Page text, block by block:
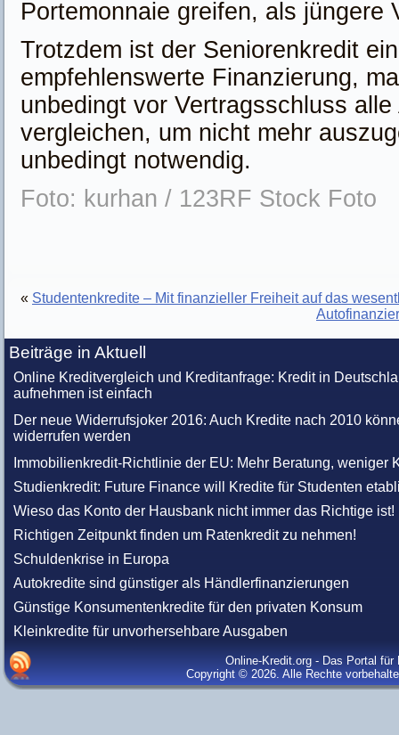
Portemonnaie greifen, als jüngere
Trotzdem ist der Seniorenkredit
empfehlenswerte Finanzierung,
unbedingt vor Vertragsschluss alle
vergleichen, um nicht mehr
unbedingt notwendig.
Foto: kurhan / 123RF Stock Foto
« Studentenkredite – Mit finanzieller Freiheit auf das
Beiträge in Aktuell
Online Kreditvergleich und Kreditanfrage: Kredit in
aufnehmen ist einfach
Der neue Widerrufsjoker 2016: Auch Kredite nach 2010
widerrufen werden
Immobilienkredit-Richtlinie der EU: Mehr Beratung, weniger
Studienkredit: Future Finance will Kredite für Studenten
Wieso das Konto der Hausbank nicht immer das Richtige ist!
Richtigen Zeitpunkt finden um Ratenkredit zu nehmen!
Schuldenkrise in Europa
Autokredite sind günstiger als Händlerfinanzierungen
Günstige Konsumentenkredite für den privaten Konsum
Kleinkredite für unvorhersehbare Ausgaben
Online-Kredit.org - Das Portal
Copyright © 2026. Alle Rechte